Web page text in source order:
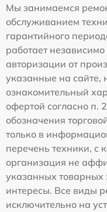
Мы занимаемся
обслуживанием
гарантийного
работает
авторизации от
указанные на сайте,
ознакомительный
офертой согласно п.
обозначения
только в
перечень техники, с
организация не
указанных товарных
интересы. Все виды
исключительно на